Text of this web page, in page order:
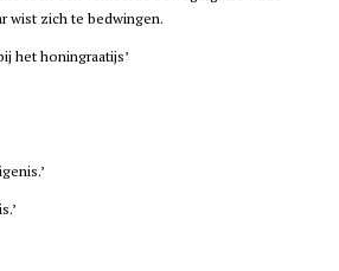
wist zich te bedwingen.
het honingraatijs’